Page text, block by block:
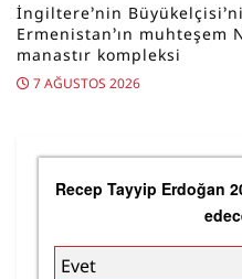
İngiltere’nin
Ermenistan’ın muhteşem
manastır kompleksi
7 AĞUSTOS 2026
Recep Tayyip Erdoğan
Evet